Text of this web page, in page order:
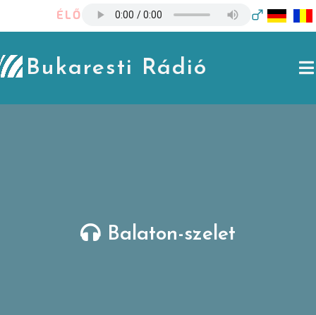
ÉLŐ
Bukaresti Rádió
Balaton-szelet